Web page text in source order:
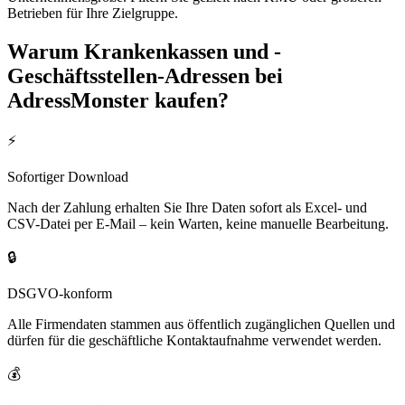
Betrieben für Ihre Zielgruppe.
Warum Krankenkassen und -
Geschäftsstellen-Adressen bei
AdressMonster kaufen?
⚡
Sofortiger Download
Nach der Zahlung erhalten Sie Ihre Daten sofort als Excel- und
CSV-Datei per E-Mail – kein Warten, keine manuelle Bearbeitung.
🔒
DSGVO-konform
Alle Firmendaten stammen aus öffentlich zugänglichen Quellen und
dürfen für die geschäftliche Kontaktaufnahme verwendet werden.
💰